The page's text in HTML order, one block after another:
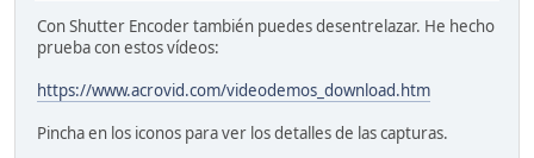
Con Shutter Encoder también puedes desentrelazar. He hecho
prueba con estos vídeos:
https://www.acrovid.com/videodemos_download.htm
Pincha en los iconos para ver los detalles de las capturas.